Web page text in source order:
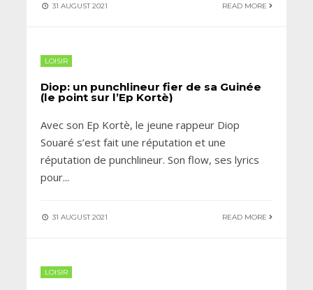
31 AUGUST 2021 READ MORE
LOISIR
Diop: un punchlineur fier de sa Guinée
(le point sur l’Ep Kortè)
Avec son Ep Kortè, le jeune rappeur Diop
Souaré s’est fait une réputation et une
réputation de punchlineur. Son flow, ses lyrics
pour...
31 AUGUST 2021 READ MORE
LOISIR